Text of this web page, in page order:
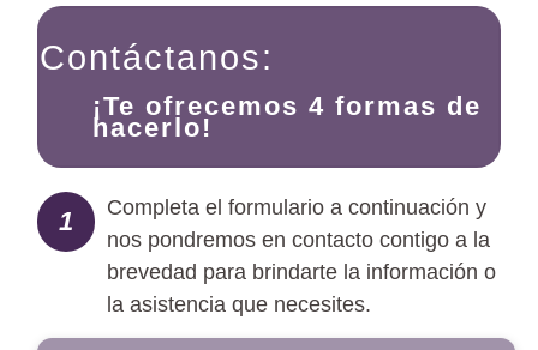
Contáctanos:
¡Te ofrecemos 4 formas de
hacerlo!
1
Completa el formulario a continuación y
nos pondremos en contacto contigo a la
brevedad para brindarte la información o
la asistencia que necesites.